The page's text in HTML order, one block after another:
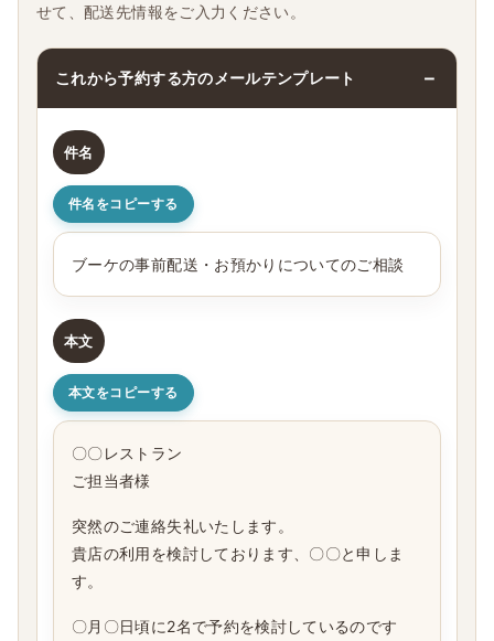
せて、配送先情報をご入力ください。
これから予約する方のメールテンプレート
件名
件名をコピーする
ブーケの事前配送・お預かりについてのご相談
本文
本文をコピーする
〇〇レストラン
ご担当者様
突然のご連絡失礼いたします。
貴店の利用を検討しております、〇〇と申しま
す。
〇月〇日頃に2名で予約を検討しているのです